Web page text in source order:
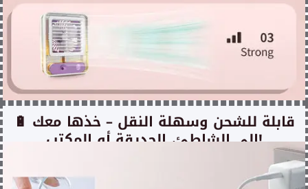
🔋 قابلة للشحن وسهلة النقل – خذها معك
إلى الشاطئ، الحديقة أو المكتب!